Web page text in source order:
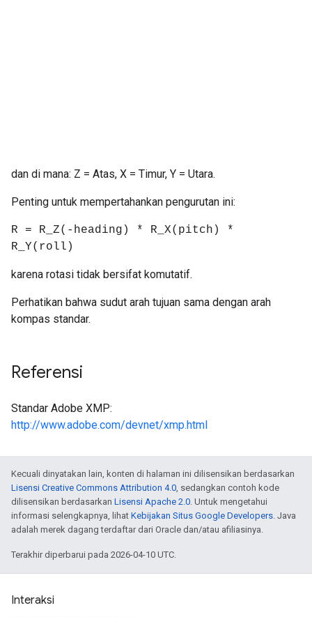
dan di mana: Z = Atas, X = Timur, Y = Utara.
Penting untuk mempertahankan pengurutan ini:
R = R_Z(-heading) * R_X(pitch) *
R_Y(roll)
karena rotasi tidak bersifat komutatif.
Perhatikan bahwa sudut arah tujuan sama dengan arah
kompas standar.
Referensi
Standar Adobe XMP:
http://www.adobe.com/devnet/xmp.html
Kecuali dinyatakan lain, konten di halaman ini dilisensikan berdasarkan
Lisensi Creative Commons Attribution 4.0 , sedangkan contoh kode
dilisensikan berdasarkan Lisensi Apache 2.0 . Untuk mengetahui
informasi selengkapnya, lihat Kebijakan Situs Google Developers . Java
adalah merek dagang terdaftar dari Oracle dan/atau afiliasinya.
Terakhir diperbarui pada 2026-04-10 UTC.
Interaksi